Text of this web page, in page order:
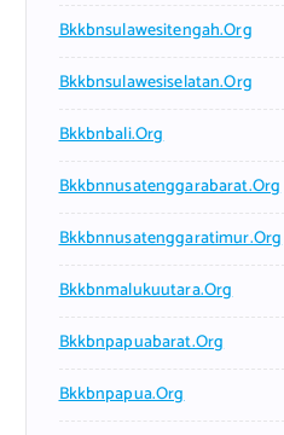
Bkkbnsulawesitengah.org
Bkkbnsulawesiselatan.org
Bkkbnbali.org
Bkkbnnusatenggarabarat.org
Bkkbnnusatenggaratimur.org
Bkkbnmalukuutara.org
Bkkbnpapuabarat.org
Bkkbnpapua.org